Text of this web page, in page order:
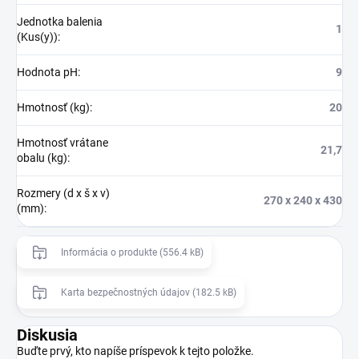
Jednotka balenia
(Kus(y)):
1
Hodnota pH: 9
Hmotnosť (kg): 20
Hmotnosť vrátane
obalu (kg):
21,7
Rozmery (d x š x v)
(mm):
270 x 240 x 430
Informácia o produkte (556.4 kB)
Karta bezpečnostných údajov (182.5 kB)
Diskusia
Buďte prvý, kto napíše príspevok k tejto položke.